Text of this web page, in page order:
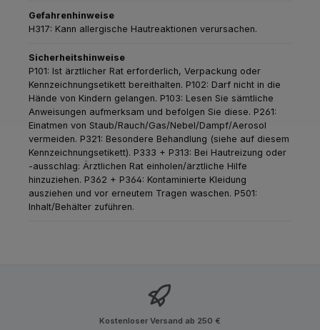
Gefahrenhinweise
H317: Kann allergische Hautreaktionen verursachen.
Sicherheitshinweise
P101: Ist ärztlicher Rat erforderlich, Verpackung oder
Kennzeichnungsetikett bereithalten. P102: Darf nicht in die
Hände von Kindern gelangen. P103: Lesen Sie sämtliche
Anweisungen aufmerksam und befolgen Sie diese. P261:
Einatmen von Staub/Rauch/Gas/Nebel/Dampf/Aerosol
vermeiden. P321: Besondere Behandlung (siehe auf diesem
Kennzeichnungsetikett). P333 + P313: Bei Hautreizung oder
-ausschlag: Ärztlichen Rat einholen/ärztliche Hilfe
hinzuziehen. P362 + P364: Kontaminierte Kleidung
ausziehen und vor erneutem Tragen waschen. P501:
Inhalt/Behälter zuführen.
Kostenloser Versand ab 250 €